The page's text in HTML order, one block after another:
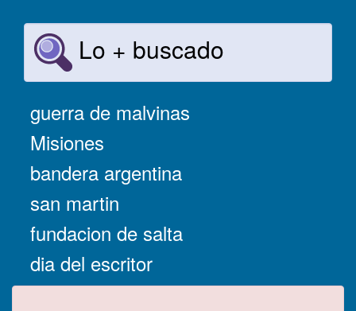
Lo + buscado
guerra de malvinas
Misiones
bandera argentina
san martin
fundacion de salta
dia del escritor